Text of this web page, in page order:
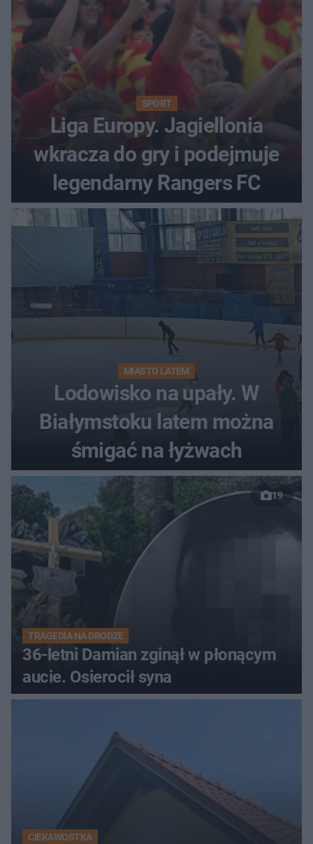
SPORT
Liga Europy. Jagiellonia
wkracza do gry i podejmuje
legendarny Rangers FC
MIASTO LATEM
Lodowisko na upały. W
Białymstoku latem można
śmigać na łyżwach
19
TRAGEDIA NA DRODZE
36-letni Damian zginął w płonącym
aucie. Osierocił syna
CIEKAWOSTKA